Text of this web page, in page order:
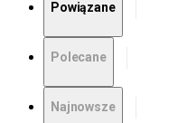
Powiązane
Polecane
Najnowsze